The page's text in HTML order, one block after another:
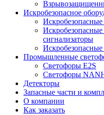
Искробезопасное
Искробезопасные
сигнализаторы
Искробезопасные
Промышленные
Светофоры E2S
Светофоры
Детекторы
Запасные части и
О компании
Как заказать